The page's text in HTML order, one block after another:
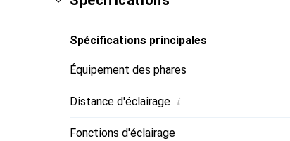
Spécifications principales
Équipement des phares
Distance d'éclairage i
Fonctions d'éclairage